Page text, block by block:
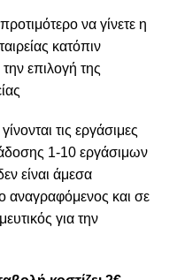
να γίνετε η
κατόπιν
επιλογή της
τις εργάσιμες
1-10 εργάσιμων
είναι άμεσα
ο αναγραφόμενος και σε
για την